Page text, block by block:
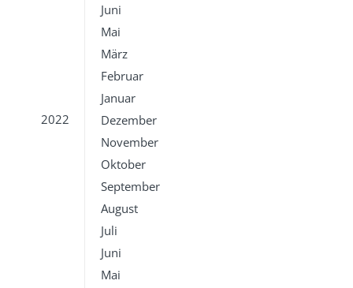
Juni
Mai
März
Februar
Januar
2022
Dezember
November
Oktober
September
August
Juli
Juni
Mai